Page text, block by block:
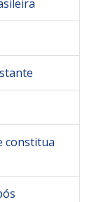
constitua